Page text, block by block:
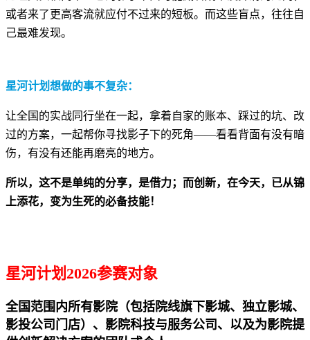
或者来了更高客流就应付不过来的短板。而这些盲点，往往自
己最难发现。
星河计划想做的事不复杂：
让全国的实战同行坐在一起，拿着自家的账本、踩过的坑、改
过的方案，一起帮你寻找影子下的死角——看看背面有没有暗
伤，有没有还能再磨亮的地方。
所以，这不是单纯的分享，是借力；而创新，在今天，已从锦
上添花，变为生死的必备技能！
星河计划2026参赛对象
全国范围内所有影院（包括院线旗下影城、独立影城、
影投公司门店）、影院科技与服务公司、以及为影院提